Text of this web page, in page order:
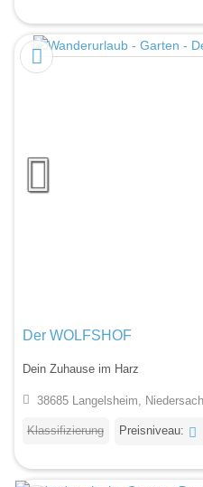
Der WOLFSHOF
Dein Zuhause im Harz
38685 Langelsheim,
Klassifizierung Preisniveau: